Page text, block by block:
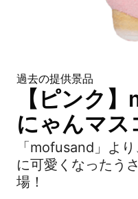
過去の提供景品
【ピンク
にゃんマス
「mofusand」よ
に可愛くなったう
場！